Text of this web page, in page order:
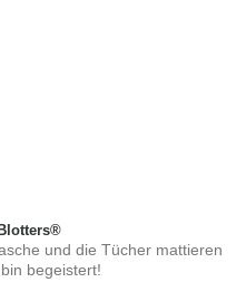
und die Tücher mattieren
begeistert!